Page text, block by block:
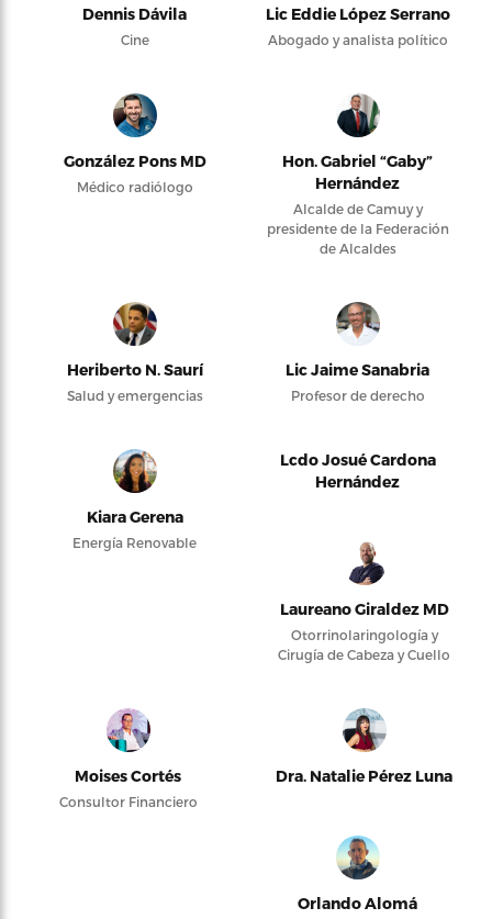
Dennis Dávila
Cine
Lic Eddie López Serrano
Abogado y analista político
González Pons MD
Médico radiólogo
Hon. Gabriel “Gaby”
Hernández
Alcalde de Camuy y
presidente de la Federación
de Alcaldes
Heriberto N. Saurí
Salud y emergencias
Lic Jaime Sanabria
Profesor de derecho
Kiara Gerena
Energía Renovable
Lcdo Josué Cardona
Hernández
Laureano Giraldez MD
Otorrinolaringología y
Cirugía de Cabeza y Cuello
Moises Cortés
Consultor Financiero
Dra. Natalie Pérez Luna
Orlando Alomá